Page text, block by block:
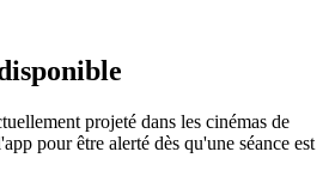
projeté dans les cinémas de
pour être alerté dès qu'une séance est